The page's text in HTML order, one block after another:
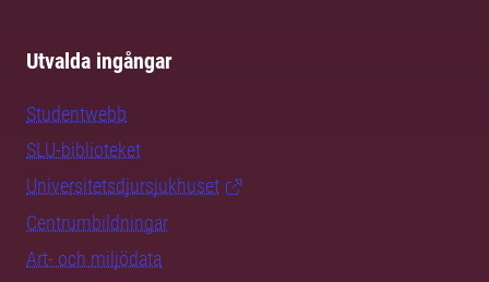
Utvalda ingångar
Studentwebb
SLU-biblioteket
Universitetsdjursjukhuset
Centrumbildningar
Art- och miljödata